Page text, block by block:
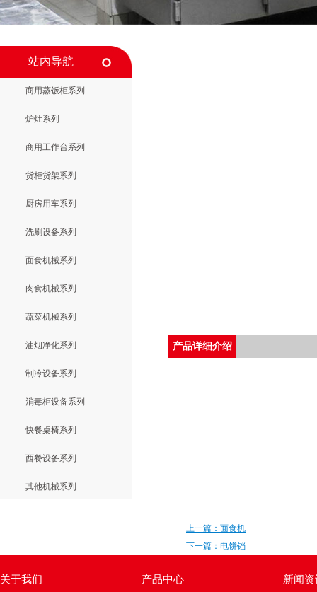
站内导航
商用蒸饭柜系列
炉灶系列
商用工作台系列
货柜货架系列
厨房用车系列
洗刷设备系列
面食机械系列
肉食机械系列
蔬菜机械系列
油烟净化系列
制冷设备系列
消毒柜设备系列
快餐桌椅系列
西餐设备系列
其他机械系列
产品详细介绍
上一篇：面食机
下一篇：电饼铛
关于我们 产品中心 新闻资